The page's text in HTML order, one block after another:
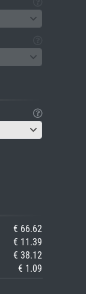
€ 66.62
€ 11.39
€ 38.12
€ 1.09